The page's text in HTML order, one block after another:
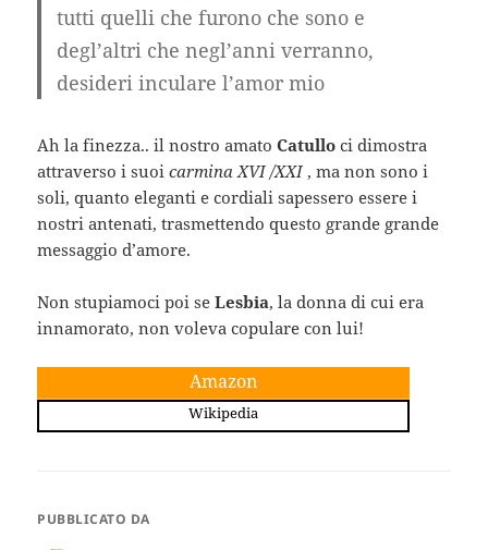
tutti quelli che furono che sono e
degl’altri che negl’anni verranno,
desideri inculare l’amor mio
Ah la finezza.. il nostro amatoCatullo ci dimostra
attraverso i suoicarmina XVI /XXI, ma non sono i
soli, quanto eleganti e cordiali sapessero essere i
nostri antenati, trasmettendo questo grande grande
messaggio d’amore.
Non stupiamoci poi seLesbia, la donna di cui era
innamorato, non voleva copulare con lui!
Amazon
Wikipedia
PUBBLICATO DA